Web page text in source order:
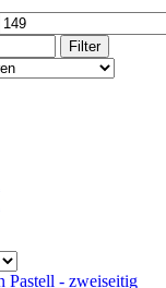
Filter